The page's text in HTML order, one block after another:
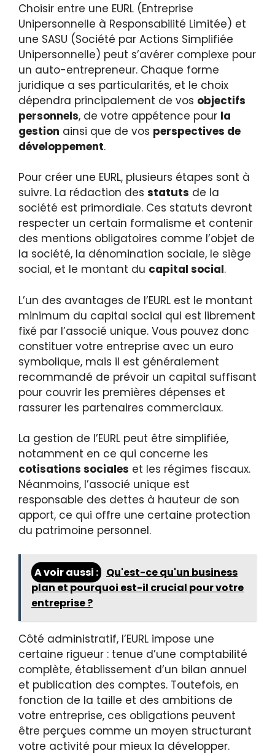
Choisir entre une EURL (Entreprise
Unipersonnelle à Responsabilité Limitée) et
une SASU (Société par Actions Simplifiée
Unipersonnelle) peut s’avérer complexe pour
un auto-entrepreneur. Chaque forme
juridique a ses particularités, et le choix
dépendra principalement de vos objectifs
personnels, de votre appétence pour la
gestion ainsi que de vos perspectives de
développement.
Pour créer une EURL, plusieurs étapes sont à
suivre. La rédaction des statuts de la
société est primordiale. Ces statuts devront
respecter un certain formalisme et contenir
des mentions obligatoires comme l’objet de
la société, la dénomination sociale, le siège
social, et le montant du capital social.
L’un des avantages de l’EURL est le montant
minimum du capital social qui est librement
fixé par l’associé unique. Vous pouvez donc
constituer votre entreprise avec un euro
symbolique, mais il est généralement
recommandé de prévoir un capital suffisant
pour couvrir les premières dépenses et
rassurer les partenaires commerciaux.
La gestion de l’EURL peut être simplifiée,
notamment en ce qui concerne les
cotisations sociales et les régimes fiscaux.
Néanmoins, l’associé unique est
responsable des dettes à hauteur de son
apport, ce qui offre une certaine protection
du patrimoine personnel.
A voir aussi :
Qu'est-ce qu'un business
plan et pourquoi est-il crucial pour votre
entreprise ?
Côté administratif, l’EURL impose une
certaine rigueur : tenue d’une comptabilité
complète, établissement d’un bilan annuel
et publication des comptes. Toutefois, en
fonction de la taille et des ambitions de
votre entreprise, ces obligations peuvent
être perçues comme un moyen structurant
votre activité pour mieux la développer.